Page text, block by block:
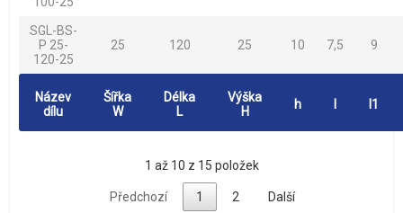
SGL-BS-
P 25-
120-25
25 120 25 10 7,5 9
Název
dílu
Šířka
W
Délka
L
Výška
H
h l1
1 až 10 z 15 položek
Předchozí 1 2 Další